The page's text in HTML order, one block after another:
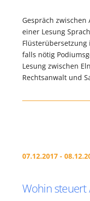
Gespräch
einer Lesung
falls nötig
Lesung zwischen
Rechtsanwalt und
07.12.2017 -
Wohin steuert